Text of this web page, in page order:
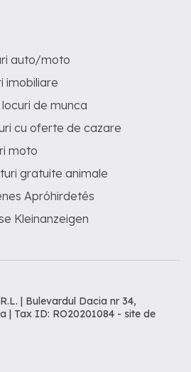
auto/moto
imobiliare
de munca
cu oferte de cazare
moto
gratuite animale
Apróhirdetés
Kleinanzeigen
| Bulevardul Dacia nr 34,
| Tax ID: RO20201084 - site de